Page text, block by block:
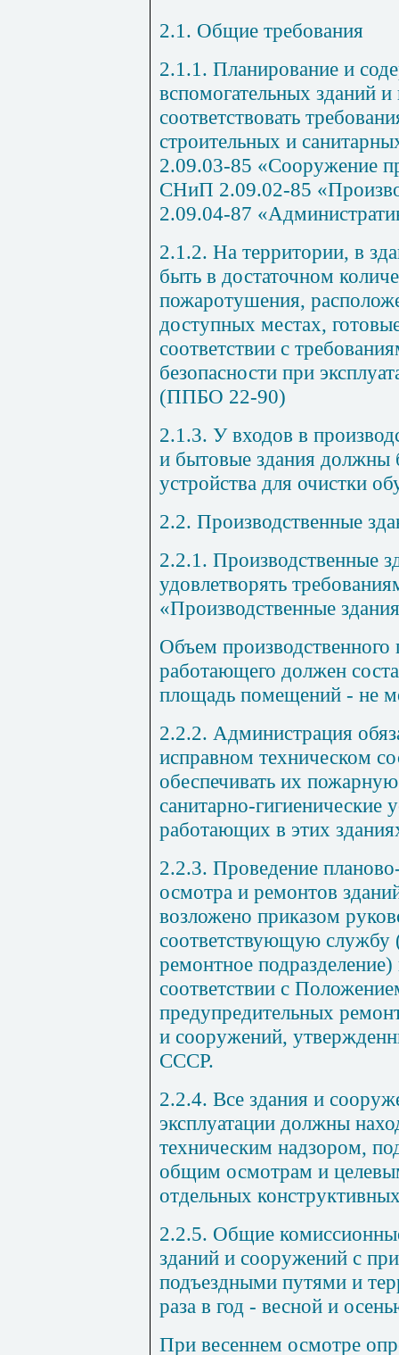
2.1. Общие требования
2.1.1. Планирование и
вспомогательных зданий
соответствовать
строительных и
2.09.03-85 «Сооружение
СНиП 2.09.02-85
2.09.04-87
2.1.2. На территории, в
быть в достаточном
пожаротушения,
доступных местах,
соответствии с
безопасности при
(ППБО 22-90)
2.1.3. У входов в
и бытовые здания должны
устройства для очистки
2.2. Производственные
2.2.1. Производственные
удовлетворять
«Производственные
Объем
работающего должен
площадь помещений - не
2.2.2. Администрация
исправном техническом
обеспечивать их
санитарно-гигиенические
работающих в этих
2.2.3. Проведение
осмотра и ремонтов
возложено приказом
соответствующую
ремонтное
соответствии с
предупредительных
и сооружений,
СССР.
2.2.4. Все здания и
эксплуатации должны
техническим надзором,
общим осмотрам и
отдельных
2.2.5. Общие
зданий и сооружений с
подъездными путями и
раза в год - весной и
При весеннем осмотре